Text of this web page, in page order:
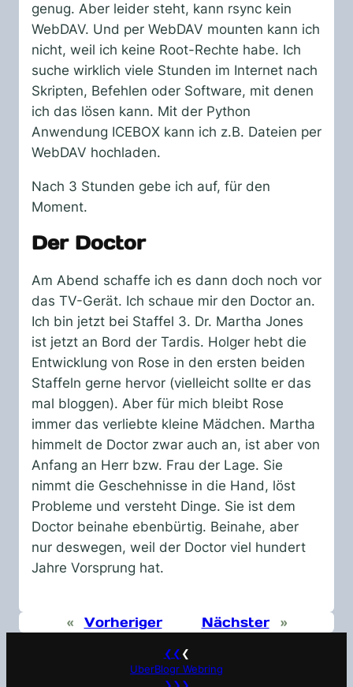
genug. Aber leider steht, kann rsync kein
WebDAV. Und per WebDAV mounten kann ich
nicht, weil ich keine Root-Rechte habe. Ich
suche wirklich viele Stunden im Internet nach
Skripten, Befehlen oder Software, mit denen
ich das lösen kann. Mit der Python
Anwendung ICEBOX kann ich z.B. Dateien per
WebDAV hochladen.
Nach 3 Stunden gebe ich auf, für den
Moment.
Der Doctor
Am Abend schaffe ich es dann doch noch vor
das TV-Gerät. Ich schaue mir den Doctor an.
Ich bin jetzt bei Staffel 3. Dr. Martha Jones
ist jetzt an Bord der Tardis. Holger hebt die
Entwicklung von Rose in den ersten beiden
Staffeln gerne hervor (vielleicht sollte er das
mal bloggen). Aber für mich bleibt Rose
immer das verliebte kleine Mädchen. Martha
himmelt de Doctor zwar auch an, ist aber von
Anfang an Herr bzw. Frau der Lage. Sie
nimmt die Geschehnisse in die Hand, löst
Probleme und versteht Dinge. Sie ist dem
Doctor beinahe ebenbürtig. Beinahe, aber
nur deswegen, weil der Doctor viel hundert
Jahre Vorsprung hat.
« Vorheriger Nächster »
❮❮ ❮
UberBlogr Webring
❯❯❯